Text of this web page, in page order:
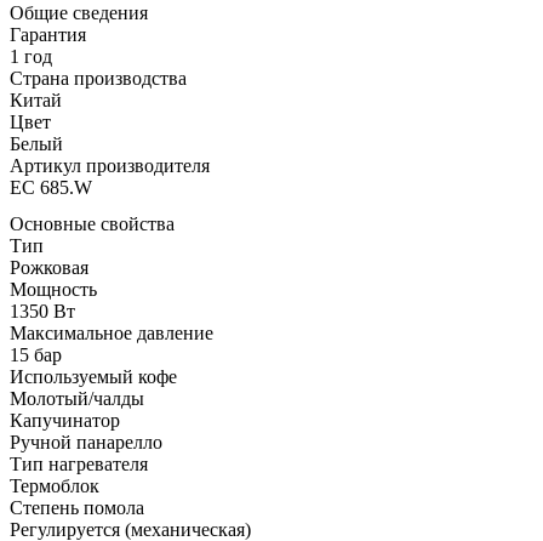
Общие сведения
Гарантия
1 год
Страна производства
Китай
Цвет
Белый
Артикул производителя
EC 685.W
Основные свойства
Тип
Рожковая
Мощность
1350 Вт
Максимальное давление
15 бар
Используемый кофе
Молотый/чалды
Капучинатор
Ручной панарелло
Тип нагревателя
Термоблок
Степень помола
Регулируется (механическая)